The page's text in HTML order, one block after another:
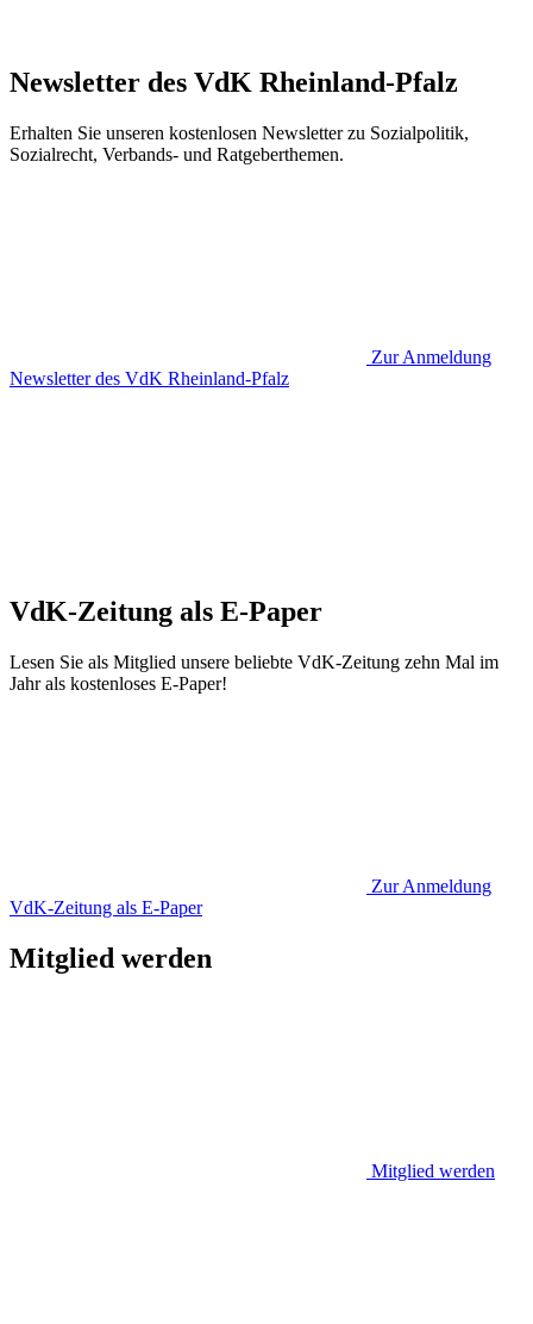
Newsletter des VdK Rheinland-Pfalz
Erhalten Sie unseren kostenlosen Newsletter zu Sozialpolitik,
Sozialrecht, Verbands- und Ratgeberthemen.
Zur Anmeldung
Newsletter des VdK Rheinland-Pfalz
VdK-Zeitung als E-Paper
Lesen Sie als Mitglied unsere beliebte VdK-Zeitung zehn Mal im
Jahr als kostenloses E-Paper!
Zur Anmeldung
VdK-Zeitung als E-Paper
Mitglied werden
Mitglied werden